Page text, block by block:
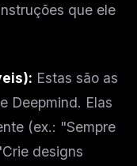
que ele
Estas são as
Deepmind. Elas
(ex.: "Sempre
designs